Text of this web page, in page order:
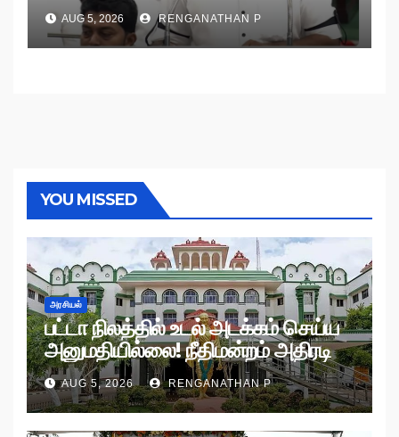
AUG 5, 2026 RENGANATHAN P
YOU MISSED
அரசியல்
பட்டா நிலத்தில் உடல் அடக்கம் செய்ய
அனுமதியில்லை! நீதிமன்றம் அதிரடி
உத்தரவு!
AUG 5, 2026 RENGANATHAN P